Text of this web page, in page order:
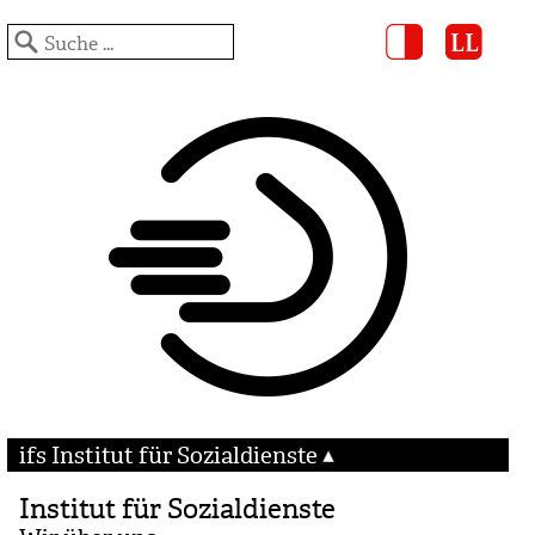
ifs Institut für Sozialdienste
Institut für Sozialdienste